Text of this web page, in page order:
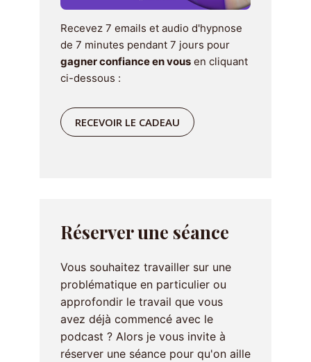
Recevez 7 emails et audio d'hypnose
de 7 minutes pendant 7 jours pour
gagner confiance en vous en cliquant
ci-dessous :
RECEVOIR LE CADEAU
Réserver une séance
Vous souhaitez travailler sur une
problématique en particulier ou
approfondir le travail que vous
avez déjà commencé avec le
podcast ? Alors je vous invite à
réserver une séance pour qu'on aille